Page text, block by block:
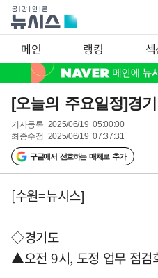
메인 랭킹
[오늘의 주요일정]경
기사등록 2025/06/19 05:00:00
최종수정 2025/06/19 07:37:31
구글에서 선호하는 매체로 추가
[수원=뉴시스]
◇경기도
▲오전 9시, 도정 업무 점검